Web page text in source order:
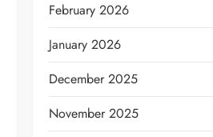
February 2026
January 2026
December 2025
November 2025